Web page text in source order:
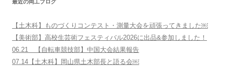
最近の岡工ブログ
【土木科】ものづくりコンテスト・測量大会を頑張ってきました￼
【美術部】高校生芸術フェスティバル2026に出品&参加しました！
06.21 【自転車競技部】中国大会結果報告
07.14【土木科】岡山県土木部長と語る会￼